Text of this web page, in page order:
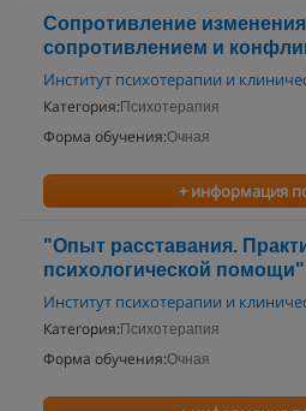
Сопротивление
сопротивлением и
Институт психотерапии и
Категория: Психотерапия
Форма обучения:Очная
+ информация
"Опыт расставания.
психологической помощи"
Институт психотерапии и
Категория: Психотерапия
Форма обучения:Очная